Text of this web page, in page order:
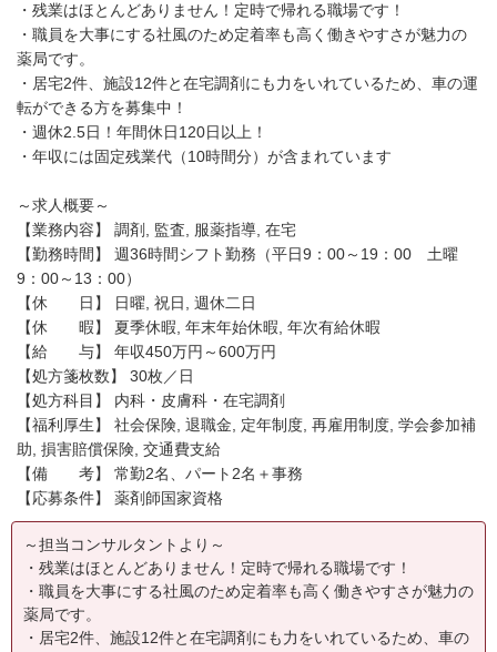
・残業はほとんどありません！定時で帰れる職場です！
・職員を大事にする社風のため定着率も高く働きやすさが魅力の
薬局です。
・居宅2件、施設12件と在宅調剤にも力をいれているため、車の運
転ができる方を募集中！
・週休2.5日！年間休日120日以上！
・年収には固定残業代（10時間分）が含まれています
～求人概要～
【業務内容】 調剤, 監査, 服薬指導, 在宅
【勤務時間】 週36時間シフト勤務（平日9：00～19：00 土曜
9：00～13：00）
【休 日】 日曜, 祝日, 週休二日
【休 暇】 夏季休暇, 年末年始休暇, 年次有給休暇
【給 与】 年収450万円～600万円
【処方箋枚数】 30枚／日
【処方科目】 内科・皮膚科・在宅調剤
【福利厚生】 社会保険, 退職金, 定年制度, 再雇用制度, 学会参加補
助, 損害賠償保険, 交通費支給
【備 考】 常勤2名、パート2名＋事務
【応募条件】 薬剤師国家資格
～担当コンサルタントより～
・残業はほとんどありません！定時で帰れる職場です！
・職員を大事にする社風のため定着率も高く働きやすさが魅力の
薬局です。
・居宅2件、施設12件と在宅調剤にも力をいれているため、車の